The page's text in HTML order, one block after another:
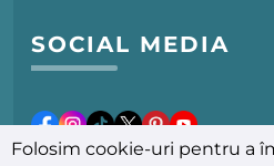
SOCIAL MEDIA
Folosim cookie-uri pentru a